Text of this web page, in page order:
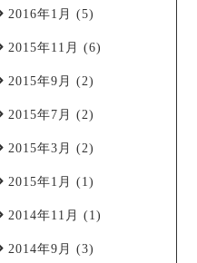
2016年1月 (5)
2015年11月 (6)
2015年9月 (2)
2015年7月 (2)
2015年3月 (2)
2015年1月 (1)
2014年11月 (1)
2014年9月 (3)